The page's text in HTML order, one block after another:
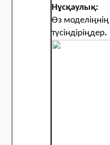
Нұсқаулық:
Өз
түсіндіріңдер.